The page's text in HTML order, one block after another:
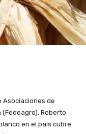
Asociaciones de
Roberto
en el país cubre